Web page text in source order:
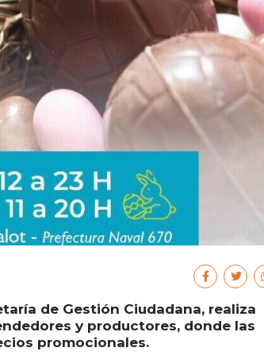
de Gestión Ciudadana, realiza
y productores, donde las
promocionales.